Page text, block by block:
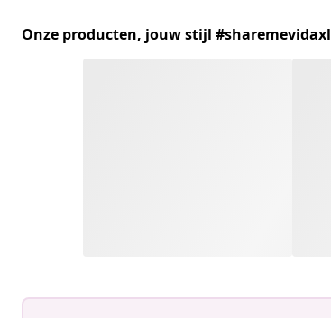
Onze producten, jouw stijl #sharemevidaxl